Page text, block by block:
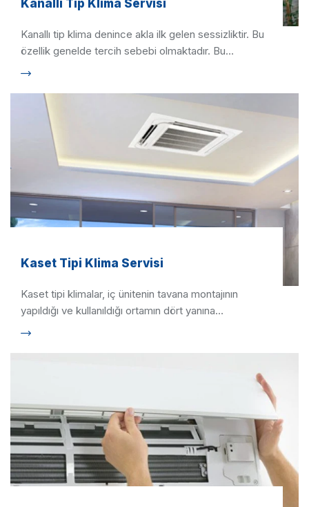
Kanallı Tip Klima Servisi
Kanallı tip klima denince akla ilk gelen sessizliktir. Bu
özellik genelde tercih sebebi olmaktadır. Bu
Kaset Tipi Klima Servisi
Kaset tipi klimalar, iç ünitenin tavana montajının
yapıldığı ve kullanıldığı ortamın dört yanına